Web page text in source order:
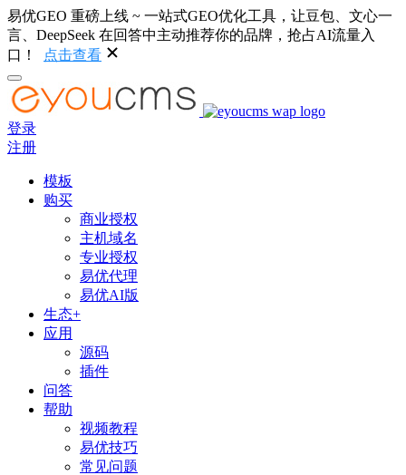
易优GEO 重磅上线 ~ 一站式GEO优化工具，让豆包、文心一
言、DeepSeek 在回答中主动推荐你的品牌，抢占AI流量入
口！
点击查看
登录
注册
模板
购买
商业授权
主机域名
专业授权
易优代理
易优AI版
生态+
应用
源码
插件
问答
帮助
视频教程
易优技巧
常见问题